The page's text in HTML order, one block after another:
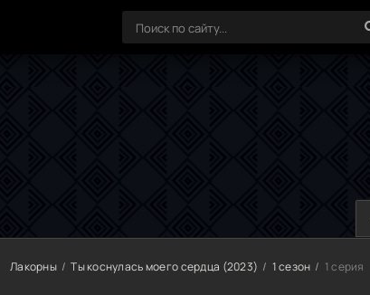
Лакорны Ты коснулась моего сердца (2023) 1 сезон 1 серия